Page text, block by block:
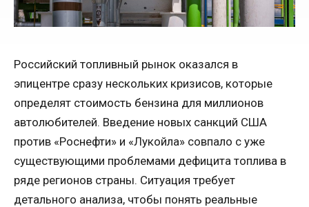
Российский топливный рынок оказался в
эпицентре сразу нескольких кризисов, которые
определят стоимость бензина для миллионов
автолюбителей. Введение новых санкций США
против «Роснефти» и «Лукойла» совпало с уже
существующими проблемами дефицита топлива в
ряде регионов страны. Ситуация требует
детального анализа, чтобы понять реальные